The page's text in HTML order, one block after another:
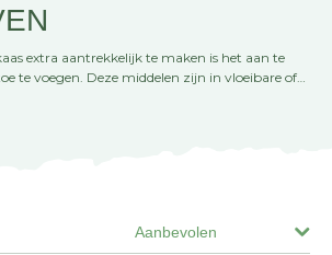
extra aantrekkelijk te maken is het aan te
te voegen. Deze middelen zijn in vloeibare of
te krijgen en hebben een eigen smaak, geur
Aanbevolen